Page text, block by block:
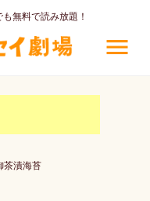
無料で読み放題！
menu
茶漬海苔